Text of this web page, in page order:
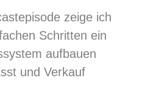
zeige ich
Schritten ein
aufbauen
und Verkauf